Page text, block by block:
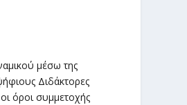
μέσω της
Διδάκτορες
όροι συμμετοχής